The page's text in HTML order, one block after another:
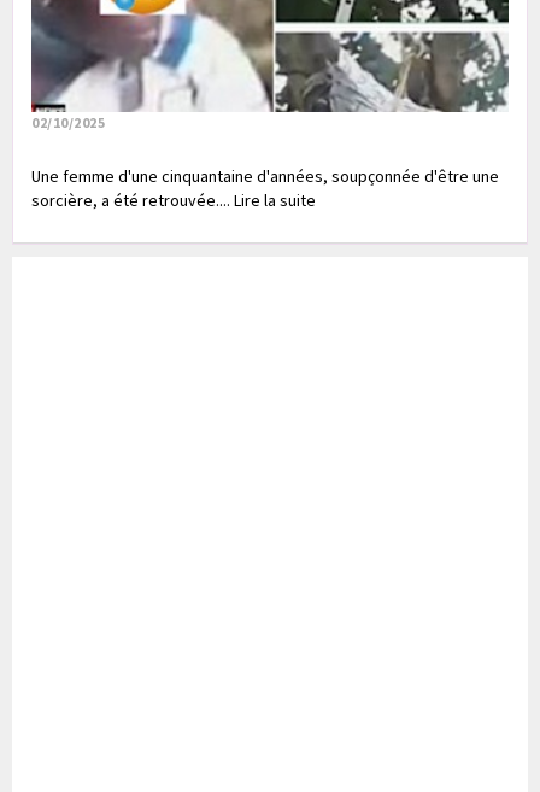
02/10/2025
Une femme d'une cinquantaine d'années, soupçonnée d'être une
sorcière, a été retrouvée.... Lire la suite